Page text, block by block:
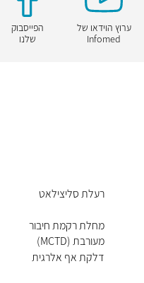
ערוץ הוידאו של
Infomed
הפייסבוק
שלנו
רעלת סליצילאט
מחלת רקמת חיבור
מעורבת (MCTD)
דלקת אף אלרגית